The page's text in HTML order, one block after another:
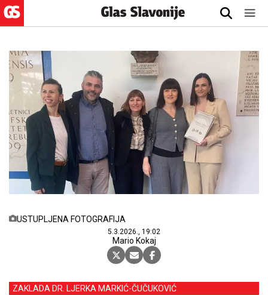
USTUPLJENA FOTOGRAFIJA
5.3.2026., 19:02
Mario Kokaj
ZAKLADA DR. LJERKA MARKIĆ-ČUČUKOVIĆ